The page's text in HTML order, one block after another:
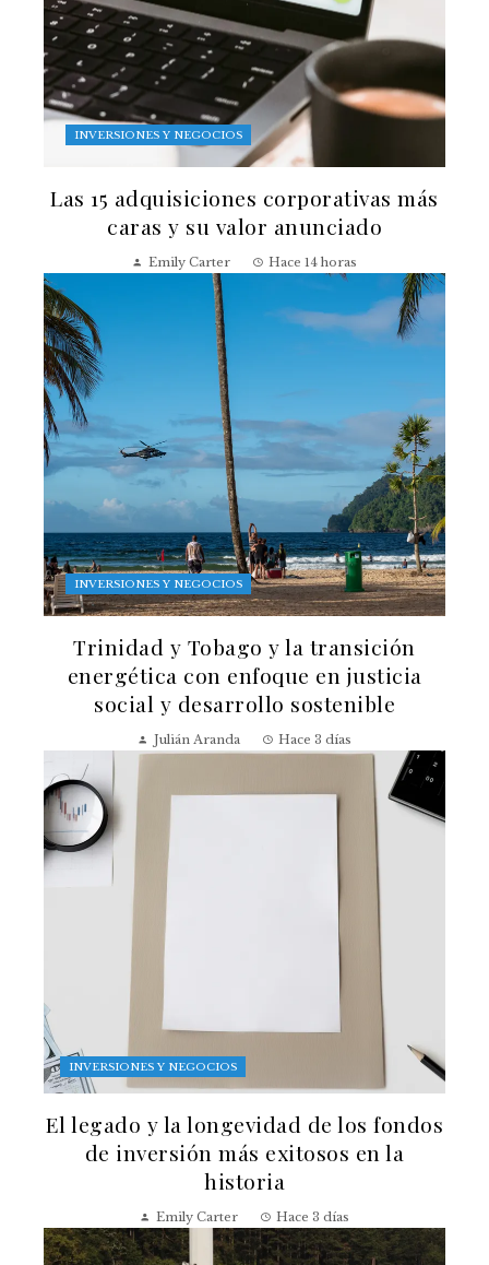
INVERSIONES Y NEGOCIOS
Las 15 adquisiciones corporativas más
caras y su valor anunciado
Emily Carter Hace 14 horas
INVERSIONES Y NEGOCIOS
Trinidad y Tobago y la transición
energética con enfoque en justicia
social y desarrollo sostenible
Julián Aranda Hace 3 días
INVERSIONES Y NEGOCIOS
El legado y la longevidad de los fondos
de inversión más exitosos en la
historia
Emily Carter Hace 3 días